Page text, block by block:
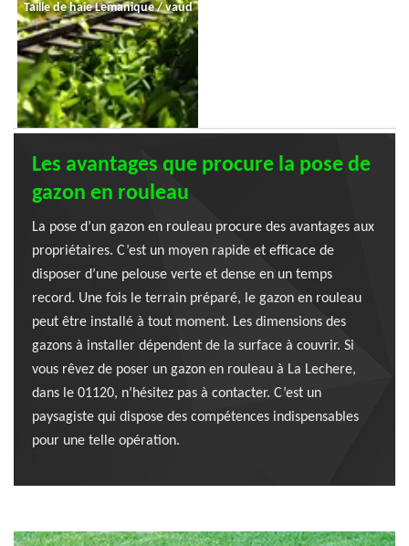
Taille de haie Lemanique / vaud
Les avantages que procure la pose de
gazon en rouleau
La pose d’un gazon en rouleau procure des avantages aux
propriétaires. C’est un moyen rapide et efficace de
disposer d’une pelouse verte et dense en un temps
record. Une fois le terrain préparé, le gazon en rouleau
peut être installé à tout moment. Les dimensions des
gazons à installer dépendent de la surface à couvrir. Si
vous rêvez de poser un gazon en rouleau à La Lechere,
dans le 01120, n’hésitez pas à contacter. C’est un
paysagiste qui dispose des compétences indispensables
pour une telle opération.